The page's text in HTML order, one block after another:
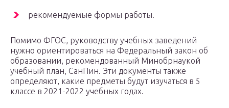
рекомендуемые формы работы.
Помимо ФГОС, руководству учебных заведений
нужно ориентироваться на Федеральный закон об
образовании, рекомендованный Минобрнаукой
учебный план, СанПин. Эти документы также
определяют, какие предметы будут изучаться в 5
классе в 2021-2022 учебных годах.